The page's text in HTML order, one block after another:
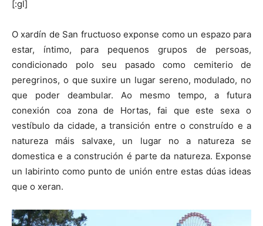
[:gl]
O xardín de San fructuoso exponse como un espazo para
estar, íntimo, para pequenos grupos de persoas,
condicionado polo seu pasado como cemiterio de
peregrinos, o que suxire un lugar sereno, modulado, no
que poder deambular. Ao mesmo tempo, a futura
conexión coa zona de Hortas, fai que este sexa o
vestíbulo da cidade, a transición entre o construído e a
natureza máis salvaxe, un lugar no a natureza se
domestica e a construción é parte da natureza. Exponse
un labirinto como punto de unión entre estas dúas ideas
que o xeran.